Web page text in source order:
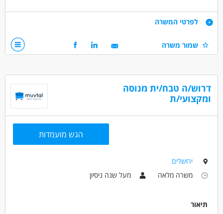
רכב חובה, עבודה מתאימה לגמלאים.
דרישות
כללי /ללא הכשרה - סדרן/ית
מחסנים ולוגיסטיקה - תפעול, לוגיסטיקה ומלאי
המגזר החרדי
גמלאים /פנסיונרים
לפרטי המשרה
שמור משרה
דרוש/ה טבח/ית מנוסה
ומקצועי/ת
הגש מועמדות
ירושלים
משרה מלאה
מעל שנה ניסיון
תיאור